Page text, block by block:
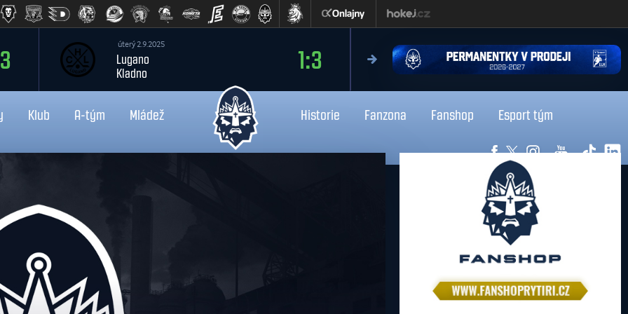
úterý 2.9.2025
Lugano
Kladno
1:3
čtvrtek 13.8.2026
Liberec
Kladno
Klub A-tým Mládež Historie Fanzona Fanshop Esport tým